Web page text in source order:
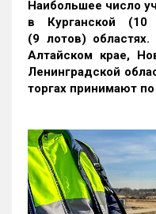
Наибольшее число
в Курганской (10
(9 лотов)
Алтайском крае,
Ленинградской
торгах принимают